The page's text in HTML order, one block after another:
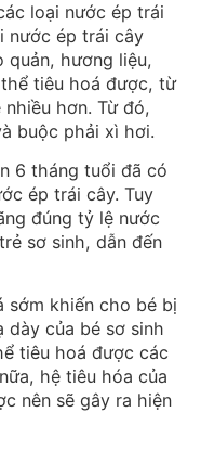
loại nước ép trái
nước ép trái cây
quản, hương liệu,
tiêu hoá được, từ
hơn. Từ đó,
buộc phải xì hơi.
6 tháng tuổi đã có
ép trái cây. Tuy
đúng tỷ lệ nước
sơ sinh, dẫn đến
sớm khiến cho bé bị
dày của bé sơ sinh
tiêu hoá được các
hệ tiêu hóa của
nên sẽ gây ra hiện